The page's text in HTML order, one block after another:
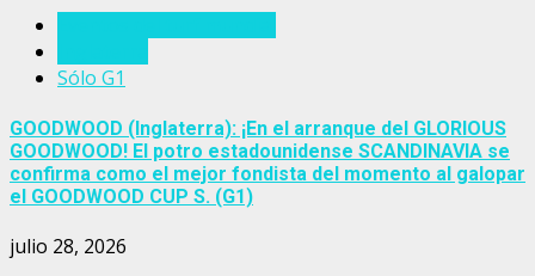
Sólo G1
GOODWOOD (Inglaterra): ¡En el arranque del GLORIOUS
GOODWOOD! El potro estadounidense SCANDINAVIA se
confirma como el mejor fondista del momento al galopar
el GOODWOOD CUP S. (G1)
julio 28, 2026